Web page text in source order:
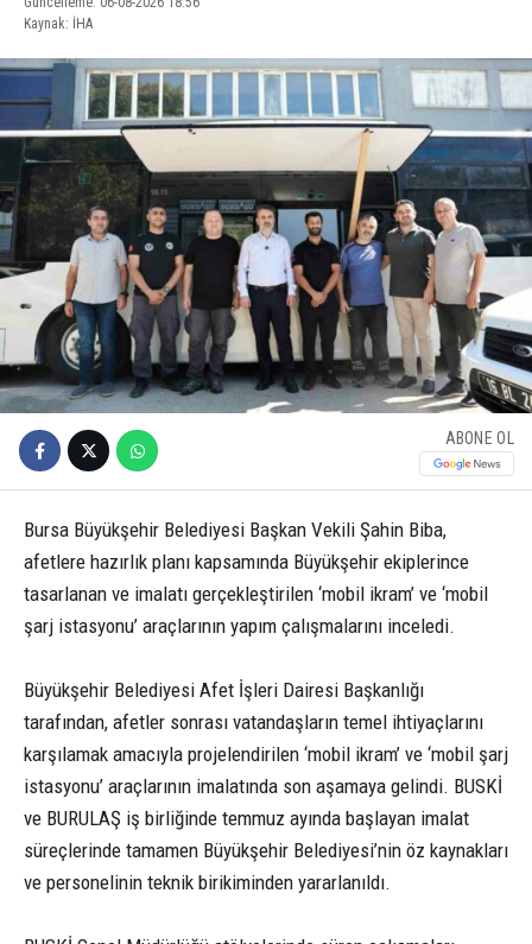
Kaynak: İHA
ABONE OL
Bursa Büyükşehir Belediyesi Başkan Vekili Şahin Biba,
afetlere hazırlık planı kapsamında Büyükşehir ekiplerince
tasarlanan ve imalatı gerçekleştirilen ‘mobil ikram’ ve ‘mobil
şarj istasyonu’ araçlarının yapım çalışmalarını inceledi.
Büyükşehir Belediyesi Afet İşleri Dairesi Başkanlığı
tarafından, afetler sonrası vatandaşların temel ihtiyaçlarını
karşılamak amacıyla projelendirilen ‘mobil ikram’ ve ‘mobil şarj
istasyonu’ araçlarının imalatında son aşamaya gelindi. BUSKİ
ve BURULAŞ iş birliğinde temmuz ayında başlayan imalat
süreçlerinde tamamen Büyükşehir Belediyesi’nin öz kaynakları
ve personelinin teknik birikiminden yararlanıldı.